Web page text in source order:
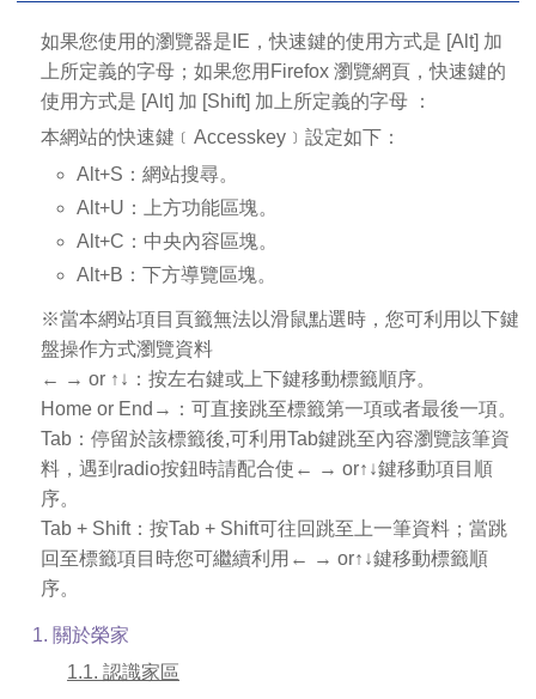
如果您使用的瀏覽器是IE，快速鍵的使用方式是 [Alt] 加
上所定義的字母；如果您用Firefox 瀏覽網頁，快速鍵的
使用方式是 [Alt] 加 [Shift] 加上所定義的字母 ：
本網站的快速鍵﹝Accesskey﹞設定如下：
Alt+S：網站搜尋。
Alt+U：上方功能區塊。
Alt+C：中央內容區塊。
Alt+B：下方導覽區塊。
※當本網站項目頁籤無法以滑鼠點選時，您可利用以下鍵
盤操作方式瀏覽資料
← → or ↑↓：按左右鍵或上下鍵移動標籤順序。
Home or End→：可直接跳至標籤第一項或者最後一項。
Tab：停留於該標籤後,可利用Tab鍵跳至內容瀏覽該筆資
料，遇到radio按鈕時請配合使← → or↑↓鍵移動項目順
序。
Tab + Shift：按Tab + Shift可往回跳至上一筆資料；當跳
回至標籤項目時您可繼續利用← → or↑↓鍵移動標籤順
序。
1. 關於榮家
1.1. 認識家區